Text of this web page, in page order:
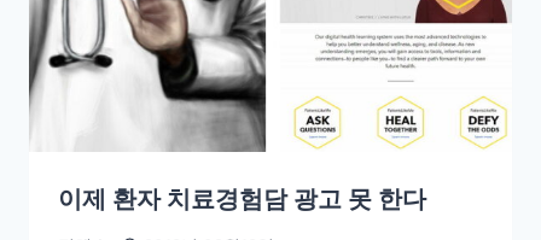
이제 환자 치료경험담 광고 못 한다